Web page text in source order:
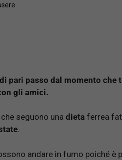
pari passo dal momento che
gli amici.
seguono una dieta ferrea
.
andare in fumo poiché è